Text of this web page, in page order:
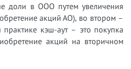
доли в ООО путем увеличения
акций АО), во втором –
кэш-аут – это покупка
акций на вторичном